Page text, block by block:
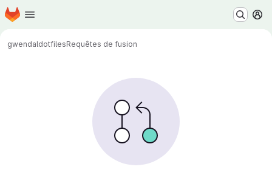
Passer au contenu principal
Page d'accueil
gwendaldotfilesRequêtes de fusion